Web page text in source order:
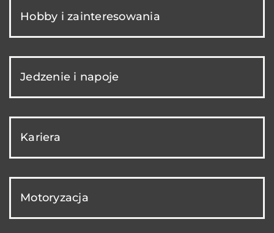
Hobby i zainteresowania
Jedzenie i napoje
Kariera
Motoryzacja